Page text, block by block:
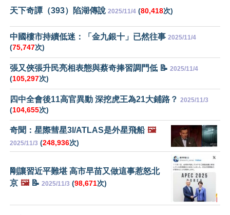
天下奇譚（393）陷湖傳說 2025/11/4 (80,418次)
中國樓市持續低迷：「金九銀十」已然往事 2025/11/4
(75,747次)
張又俠張升民亮相表態與蔡奇捧習調門低 📝 2025/11/4
(105,297次)
四中全會後11高官異動 深挖虎王為21大鋪路？ 2025/11/3
(104,655次)
奇聞：星際彗星3I/ATLAS是外星飛船 🖼️
2025/11/3 (248,936次)
剛讓習近平難堪 高市早苗又做這事惹怒北
京 🖼️📝 2025/11/3 (98,671次)